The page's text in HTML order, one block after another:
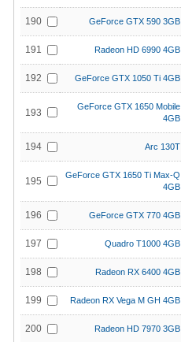
190 GeForce GTX 590 3GB
191 Radeon HD 6990 4GB
192 GeForce GTX 1050 Ti 4GB
193
GeForce GTX 1650 Mobile
4GB
194 Arc 130T
195
GeForce GTX 1650 Ti Max-Q
4GB
196 GeForce GTX 770 4GB
197 Quadro T1000 4GB
198 Radeon RX 6400 4GB
199 Radeon RX Vega M GH 4GB
200 Radeon HD 7970 3GB